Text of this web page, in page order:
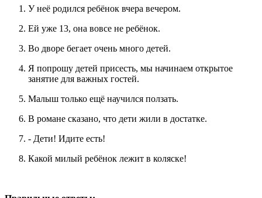
У неё родился ребёнок вчера вечером.
Ей уже 13, она вовсе не ребёнок.
Во дворе бегает очень много детей.
Я попрошу детей присесть, мы начинаем открытое
занятие для важных гостей.
Малыш только ещё научился ползать.
В романе сказано, что дети жили в достатке.
- Дети! Идите есть!
Какой милый ребёнок лежит в коляске!